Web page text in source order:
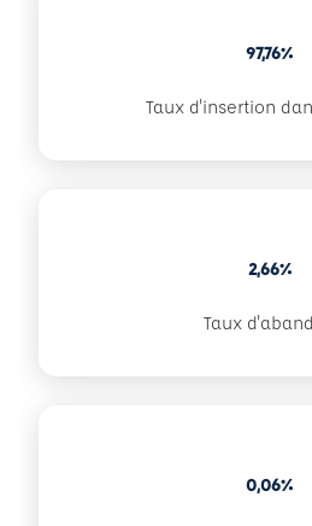
97,76%
Taux d'insertion
2,66%
Taux
0,06%